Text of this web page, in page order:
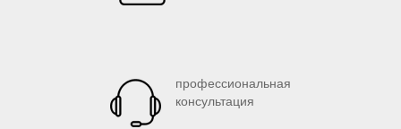
профессиональная
консультация